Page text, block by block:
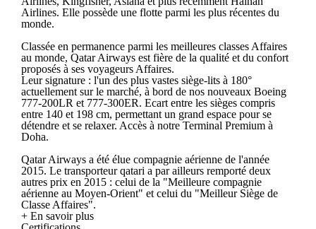
Airlines. Elle possède une flotte parmi les plus récentes du
monde.
Classée en permanence parmi les meilleures classes Affaires
au monde, Qatar Airways est fière de la qualité et du confort
proposés à ses voyageurs Affaires.
Leur signature : l'un des plus vastes siège-lits à 180°
actuellement sur le marché, à bord de nos nouveaux Boeing
777-200LR et 777-300ER. Ecart entre les sièges compris
entre 140 et 198 cm, permettant un grand espace pour se
détendre et se relaxer. Accès à notre Terminal Premium à
Doha.
Qatar Airways a été élue compagnie aérienne de l'année
2015. Le transporteur qatari a par ailleurs remporté deux
autres prix en 2015 : celui de la "Meilleure compagnie
aérienne au Moyen-Orient" et celui du "Meilleur Siège de
Classe Affaires".
+ En savoir plus